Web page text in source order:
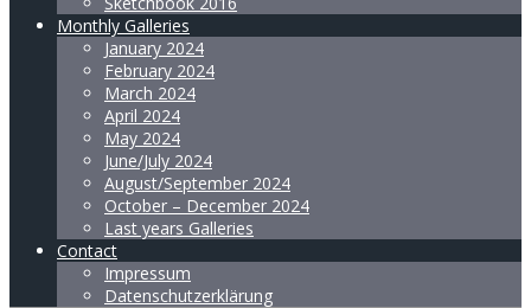
Monthly Galleries
January 2024
February 2024
March 2024
April 2024
May 2024
June/July 2024
August/September 2024
October – December 2024
Last years Galleries
Contact
Impressum
Datenschutzerklärung